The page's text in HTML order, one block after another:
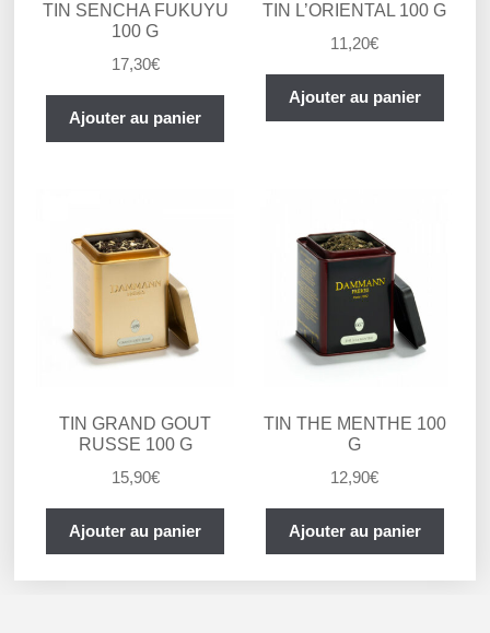
TIN SENCHA FUKUYU
100 G
17,30€
Ajouter au panier
TIN L’ORIENTAL 100 G
11,20€
Ajouter au panier
TIN GRAND GOUT
RUSSE 100 G
15,90€
Ajouter au panier
TIN THE MENTHE 100
G
12,90€
Ajouter au panier